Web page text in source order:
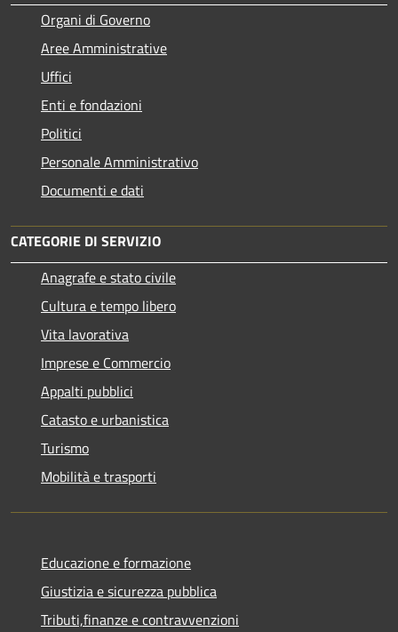
Organi di Governo
Aree Amministrative
Uffici
Enti e fondazioni
Politici
Personale Amministrativo
Documenti e dati
CATEGORIE DI SERVIZIO
Anagrafe e stato civile
Cultura e tempo libero
Vita lavorativa
Imprese e Commercio
Appalti pubblici
Catasto e urbanistica
Turismo
Mobilità e trasporti
Educazione e formazione
Giustizia e sicurezza pubblica
Tributi,finanze e contravvenzioni